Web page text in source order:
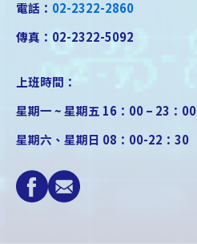
電話： 02-2322-2860
傳真：02-2322-5092
上班時間：
星期一 ~ 星期五 16：00 – 23：00
星期六、星期日 08：00-22：30